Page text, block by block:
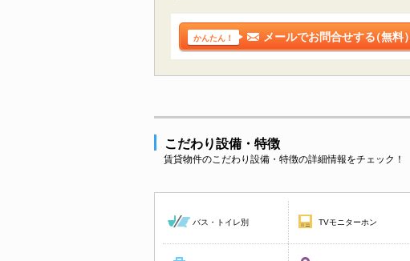
かんたん！ メールでお問合せする（無料）
こだわり設備・特徴
賃貸物件のこだわり設備・特徴の詳細情報をチェック！
バス・トイレ別 TVモニターホン